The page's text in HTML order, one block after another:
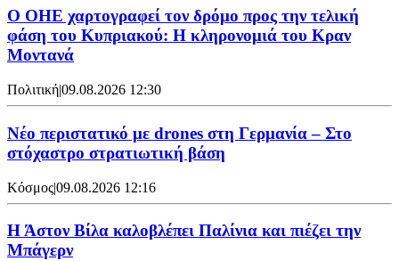
Ο ΟΗΕ χαρτογραφεί τον δρόμο προς την τελική
φάση του Κυπριακού: Η κληρονομιά του Κραν
Μοντανά
Πολιτική|09.08.2026 12:30
Νέο περιστατικό με drones στη Γερμανία – Στο
στόχαστρο στρατιωτική βάση
Κόσμος|09.08.2026 12:16
Η Άστον Βίλα καλοβλέπει Παλίνια και πιέζει την
Μπάγερν